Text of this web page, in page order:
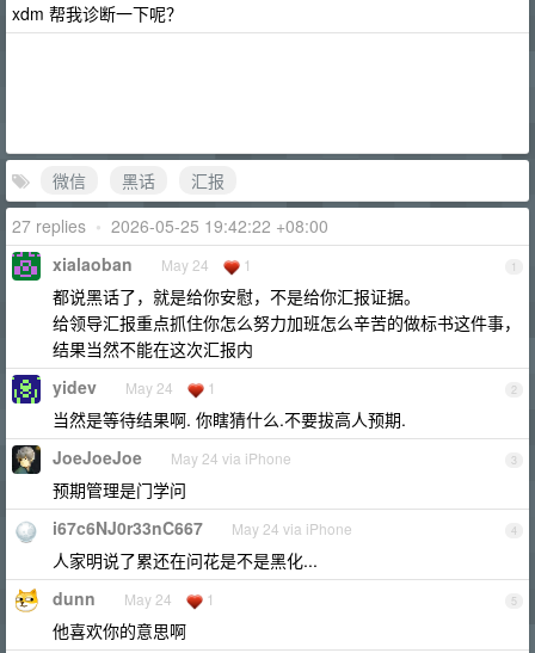
xdm 帮我诊断一下呢？
微信 黑话
汇报
27 replies • 2026-05-25 19:42:22 +08:00
1
xialaoban May 24 1
都说黑话了，就是给你安慰，不是给你汇报证据。
给领导汇报重点抓住你怎么努力加班怎么辛苦的做标书这件事，
结果当然不能在这次汇报内
2
yidev May 24 1
当然是等待结果啊. 你瞎猜什么.不要拔高人预期.
3
JoeJoeJoe May 24 via iPhone
预期管理是门学问
4
i67c6NJ0r33nC667 May 24 via iPhone
人家明说了累还在问花是不是黑化...
5
dunn May 24 1
他喜欢你的意思啊